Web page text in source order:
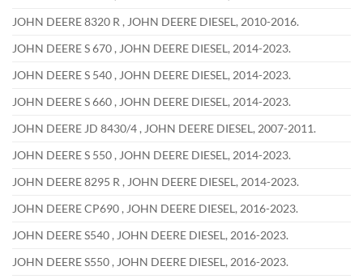
JOHN DEERE 8320 R , JOHN DEERE DIESEL, 2010-2016.
JOHN DEERE S 670 , JOHN DEERE DIESEL, 2014-2023.
JOHN DEERE S 540 , JOHN DEERE DIESEL, 2014-2023.
JOHN DEERE S 660 , JOHN DEERE DIESEL, 2014-2023.
JOHN DEERE JD 8430/4 , JOHN DEERE DIESEL, 2007-2011.
JOHN DEERE S 550 , JOHN DEERE DIESEL, 2014-2023.
JOHN DEERE 8295 R , JOHN DEERE DIESEL, 2014-2023.
JOHN DEERE CP690 , JOHN DEERE DIESEL, 2016-2023.
JOHN DEERE S540 , JOHN DEERE DIESEL, 2016-2023.
JOHN DEERE S550 , JOHN DEERE DIESEL, 2016-2023.